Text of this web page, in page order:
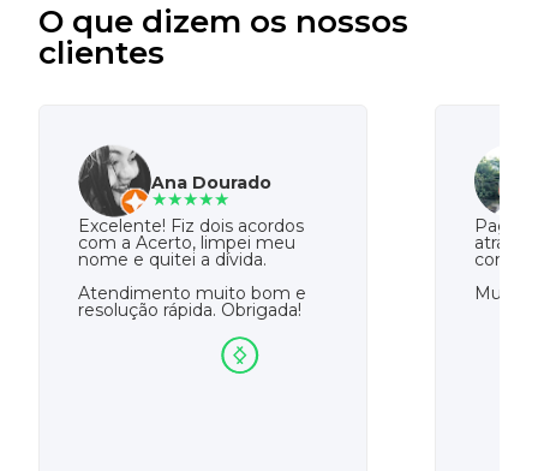
O que dizem os nossos
clientes
Ana Dourado
★★★★★
Excelente! Fiz dois acordos
com a Acerto, limpei meu
nome e quitei a dívida.
Atendimento muito bom e
resolução rápida. Obrigada!
com a
Muito